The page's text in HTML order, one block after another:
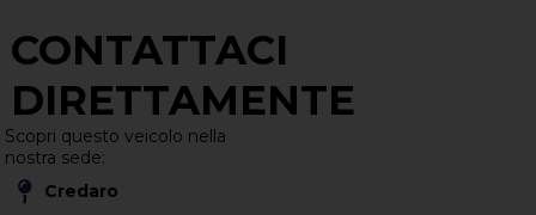
CONTATTACI
DIRETTAMENTE
Scopri questo veicolo nella
nostra sede:
Credaro